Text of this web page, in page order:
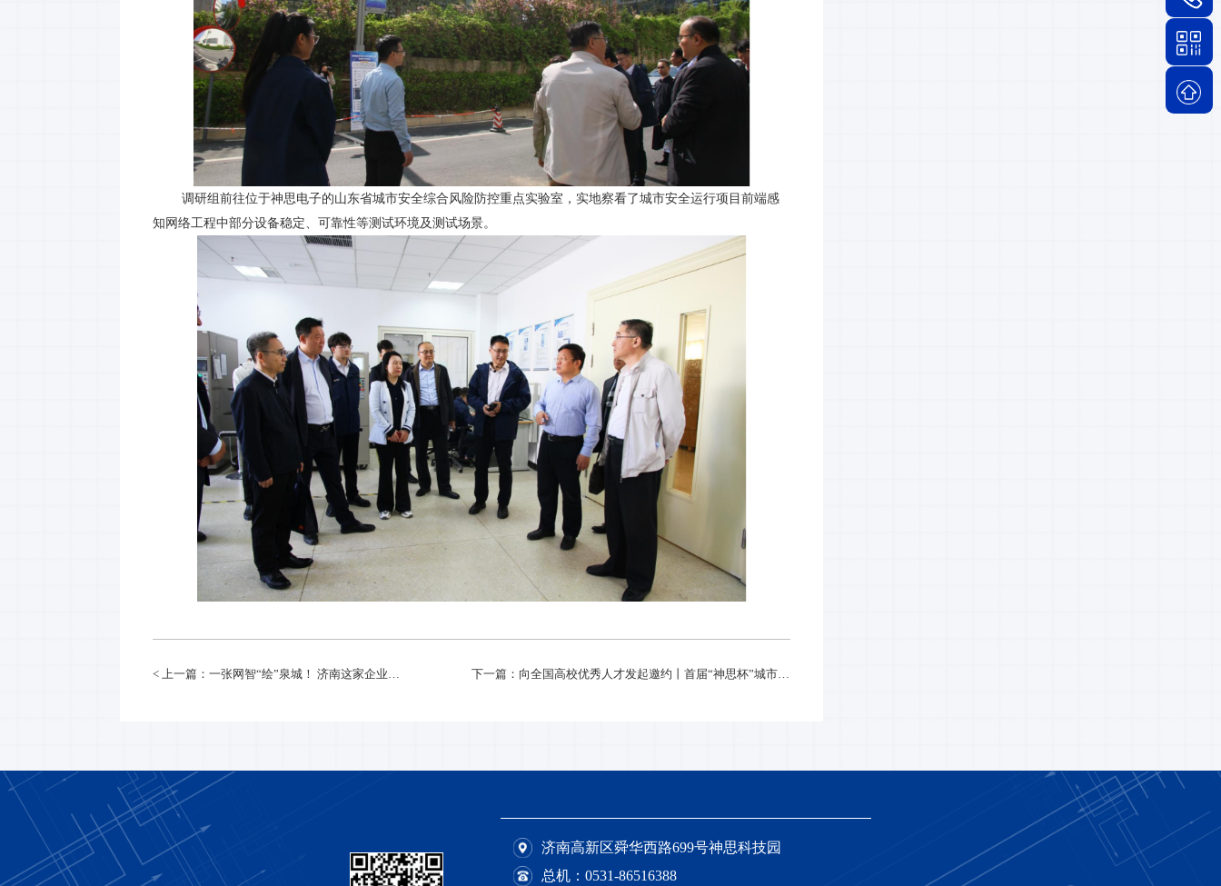
调研组前往位于神思电子的山东省城市安全综合风险防控重点实验室，实地察看了城市安全运行项目前端感
知网络工程中部分设备稳定、可靠性等测试环境及测试场景。
< 上一篇：一张网智“绘”泉城！ 济南这家企业为城市装上“超级大脑” 下一篇：向全国高校优秀人才发起邀约丨首届“神思杯”城市生命线·AI解题挑战赛正式启动>
济南高新区舜华西路699号神思科技园
总机： 0531-86516388